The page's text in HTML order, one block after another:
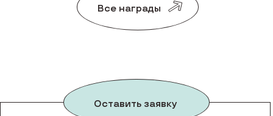
Все награды
Оставить заявку